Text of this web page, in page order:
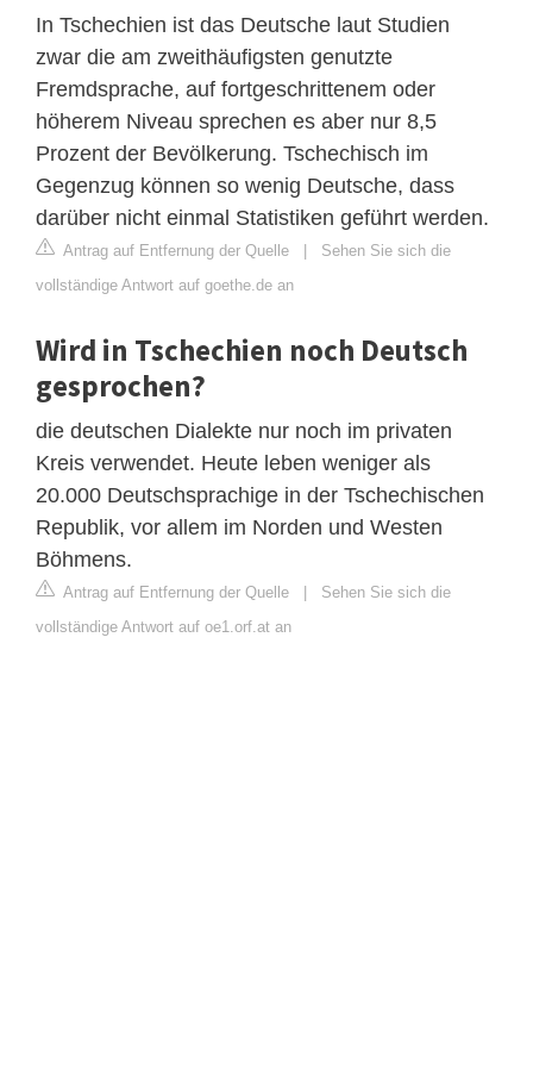
In Tschechien ist das Deutsche laut Studien
zwar die am zweithäufigsten genutzte
Fremdsprache, auf fortgeschrittenem oder
höherem Niveau sprechen es aber nur 8,5
Prozent der Bevölkerung. Tschechisch im
Gegenzug können so wenig Deutsche, dass
darüber nicht einmal Statistiken geführt werden.
Antrag auf Entfernung der Quelle | Sehen Sie sich die
vollständige Antwort auf goethe.de an
Wird in Tschechien noch Deutsch
gesprochen?
die deutschen Dialekte nur noch im privaten
Kreis verwendet. Heute leben weniger als
20.000 Deutschsprachige in der Tschechischen
Republik, vor allem im Norden und Westen
Böhmens.
Antrag auf Entfernung der Quelle | Sehen Sie sich die
vollständige Antwort auf oe1.orf.at an